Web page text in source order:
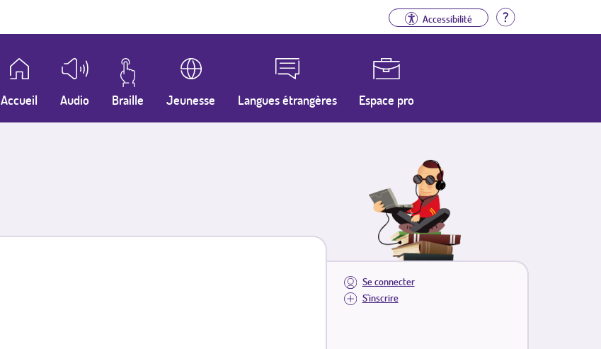
Accessibilité Aide
Accueil Audio Braille Jeunesse Langues étrangères Espace pro
Se connecter
S'inscrire